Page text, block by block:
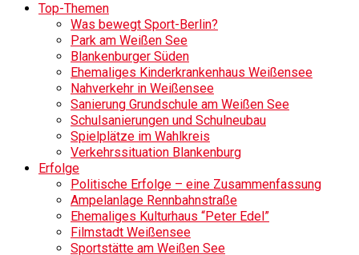
Top-Themen
Was bewegt Sport-Berlin?
Park am Weißen See
Blankenburger Süden
Ehemaliges Kinderkrankenhaus Weißensee
Nahverkehr in Weißensee
Sanierung Grundschule am Weißen See
Schulsanierungen und Schulneubau
Spielplätze im Wahlkreis
Verkehrssituation Blankenburg
Erfolge
Politische Erfolge – eine Zusammenfassung
Ampelanlage Rennbahnstraße
Ehemaliges Kulturhaus “Peter Edel”
Filmstadt Weißensee
Sportstätte am Weißen See